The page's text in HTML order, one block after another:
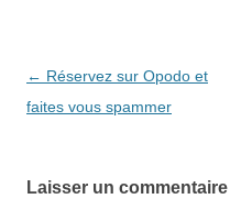
Navigation
des
← Réservez sur Opodo et
faites vous spammer
Laisser un commentaire